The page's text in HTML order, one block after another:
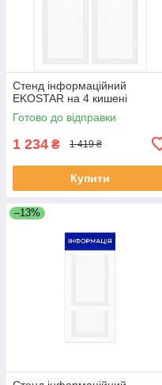
Стенд інформаційний
EKOSTAR на 4 кишені
Готово до відправки
1 234 ₴ 1 419 ₴
Купити
–13%